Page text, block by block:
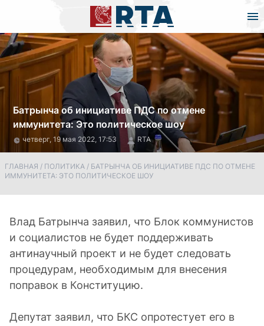
Батрынча об инициативе ПДС по отмене
иммунитета: Это политическое шоу
четверг, 19 мая 2022, 17:53 RTA
ГЛАВНАЯ / ПОЛИТИКА / БАТРЫНЧА ОБ ИНИЦИАТИВЕ ПДС ПО ОТМЕНЕ
ИММУНИТЕТА: ЭТО ПОЛИТИЧЕСКОЕ ШОУ
Влад Батрынча заявил, что Блок коммунистов
и социалистов не будет поддерживать
антинаучный проект и не будет следовать
процедурам, необходимым для внесения
поправок в Конституцию.
Депутат заявил, что БКС опротестует его в